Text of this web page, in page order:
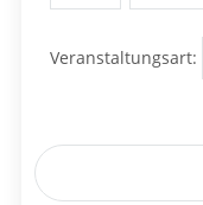
Veranstaltungsart: